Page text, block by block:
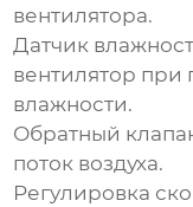
вентилятора.
Датчик
вентилятор
влажности.
Обратный
поток воздуха.
Регулировка